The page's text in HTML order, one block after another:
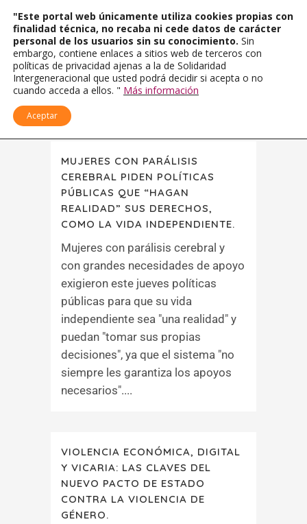
MUJERES CON PARÁLISIS
CEREBRAL PIDEN POLÍTICAS
PÚBLICAS QUE “HAGAN
REALIDAD” SUS DERECHOS,
COMO LA VIDA INDEPENDIENTE.
Mujeres con parálisis cerebral y
con grandes necesidades de apoyo
exigieron este jueves políticas
públicas para que su vida
independiente sea "una realidad" y
puedan "tomar sus propias
decisiones", ya que el sistema "no
siempre les garantiza los apoyos
necesarios"....
VIOLENCIA ECONÓMICA, DIGITAL
Y VICARIA: LAS CLAVES DEL
NUEVO PACTO DE ESTADO
CONTRA LA VIOLENCIA DE
GÉNERO.
"Este portal web únicamente utiliza cookies propias con
finalidad técnica, no recaba ni cede datos de carácter
personal de los usuarios sin su conocimiento. Sin
embargo, contiene enlaces a sitios web de terceros con
políticas de privacidad ajenas a la de Solidaridad
Intergeneracional que usted podrá decidir si acepta o no
cuando acceda a ellos. " Más información
Aceptar